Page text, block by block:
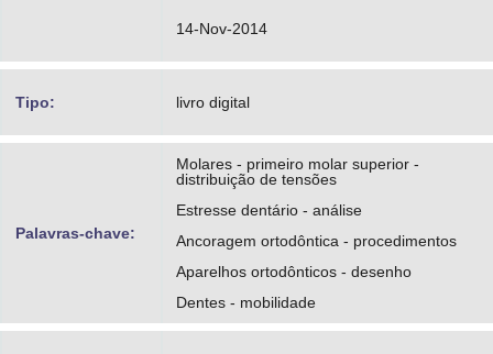
14-Nov-2014
Tipo: livro digital
Palavras-chave:
Molares - primeiro molar superior -
distribuição de tensões
Estresse dentário - análise
Ancoragem ortodôntica - procedimentos
Aparelhos ortodônticos - desenho
Dentes - mobilidade